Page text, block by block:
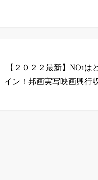
【２０２２最新】NO1
イン！邦画実写映画興行